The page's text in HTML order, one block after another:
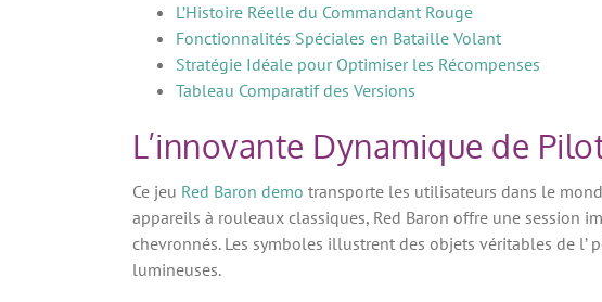
L’Histoire Réelle du Commandant Rouge
Fonctionnalités Spéciales en Bataille Volant
Stratégie Idéale pour Optimiser les Récompenses
Tableau Comparatif des Versions
L’innovante Dynamique de
Ce jeu Red Baron demo transporte les utilisateurs dans le
appareils à rouleaux classiques, Red Baron offre une session
chevronnés. Les symboles illustrent des objets véritables de
lumineuses.